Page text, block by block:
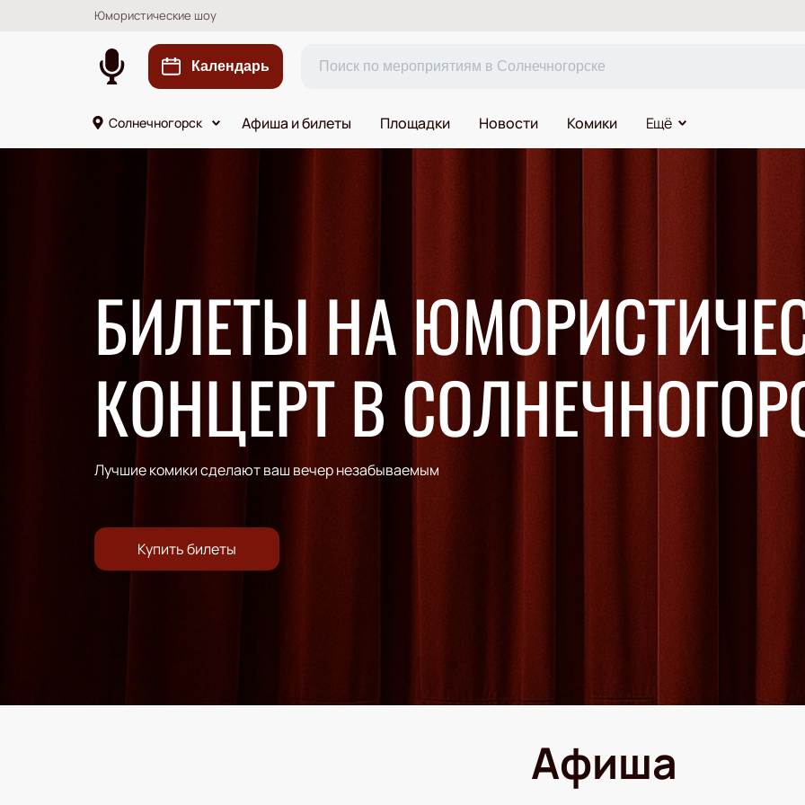
Юмористические шоу
Календарь
Солнечногорск Афиша и билеты Площадки Новости Комики Ещё
БИЛЕТЫ НА
КОНЦЕРТ В
Лучшие комики сделают ваш вечер незабываемым
Купить билеты
Афиша